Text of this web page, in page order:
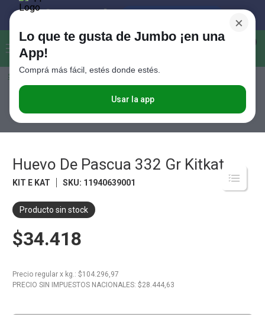
Buscar...
Seleccioná el método de entrega
×
Lo que te gusta de Jumbo ¡en una
App!
Comprá más fácil, estés donde estés.
Usar la app
Huevo De Pascua 332 Gr Kitkat
Huevo De Pascua 332 Gr Kitkat
KIT E KAT SKU: 11940639001
Producto sin stock
$34.418
Precio regular x kg. : $104.296,97
PRECIO SIN IMPUESTOS NACIONALES: $28.444,63
Términos más buscados
Valijas
Cerveza
Galletitas
Fideos
. Carne